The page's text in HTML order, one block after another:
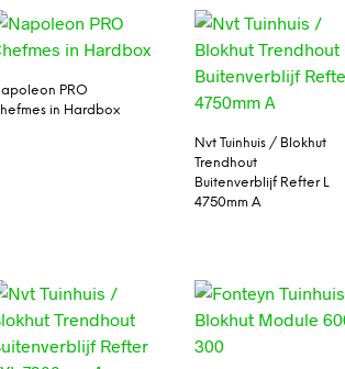
PRO
in Hardbox
Nvt Tuinhuis / Blokhut
Trendhout
Buitenverblijf Refter L
4750mm A